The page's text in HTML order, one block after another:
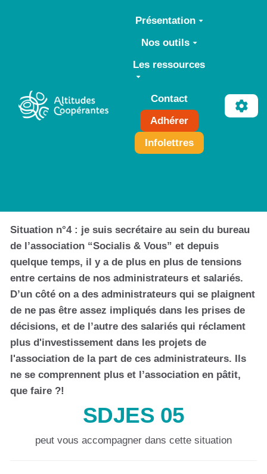
Aller au contenu principal
Présentation
Nos outils
Les ressources
Contact
Adhérer
Infolettres
Situation n°4 : je suis secrétaire au sein du bureau
de l’association “Socialis & Vous” et depuis
quelque temps, il y a de plus en plus de tensions
entre certains de nos administrateurs et salariés.
D’un côté on a des administrateurs qui se plaignent
de ne pas être assez impliqués dans les prises de
décisions, et de l’autre des salariés qui réclament
plus d'investissement dans les projets de
l'association de la part de ces administrateurs. Ils
ne se comprennent plus et l’association en pâtit,
que faire ?!
SDJES 05
peut vous accompagner dans cette situation